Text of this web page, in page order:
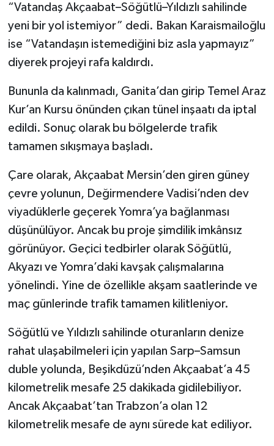
“Vatandaş Akçaabat–Söğütlü–Yıldızlı sahilinde
yeni bir yol istemiyor” dedi. Bakan Karaismailoğlu
ise “Vatandaşın istemediğini biz asla yapmayız”
diyerek projeyi rafa kaldırdı.
Bununla da kalınmadı, Ganita’dan girip Temel Araz
Kur’an Kursu önünden çıkan tünel inşaatı da iptal
edildi. Sonuç olarak bu bölgelerde trafik
tamamen sıkışmaya başladı.
Çare olarak, Akçaabat Mersin’den giren güney
çevre yolunun, Değirmendere Vadisi’nden dev
viyadüklerle geçerek Yomra’ya bağlanması
düşünülüyor. Ancak bu proje şimdilik imkânsız
görünüyor. Geçici tedbirler olarak Söğütlü,
Akyazı ve Yomra’daki kavşak çalışmalarına
yönelindi. Yine de özellikle akşam saatlerinde ve
maç günlerinde trafik tamamen kilitleniyor.
Söğütlü ve Yıldızlı sahilinde oturanların denize
rahat ulaşabilmeleri için yapılan Sarp–Samsun
duble yolunda, Beşikdüzü’nden Akçaabat’a 45
kilometrelik mesafe 25 dakikada gidilebiliyor.
Ancak Akçaabat’tan Trabzon’a olan 12
kilometrelik mesafe de aynı sürede kat ediliyor.